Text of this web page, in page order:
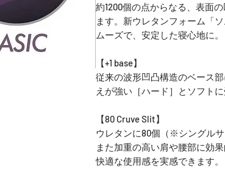
約1200個の点からなる、表面
ます。新ウレタンフォーム「
ムーズで、安定した寝心地に。
【+1 base】
従来の波形凹凸構造のベース
えが強い［ハード］とソフト
【80 Cruve Slit】
ウレタンに80個（※シングル
また加重の高い肩や腰部に効
快適な使用感を実感できます。